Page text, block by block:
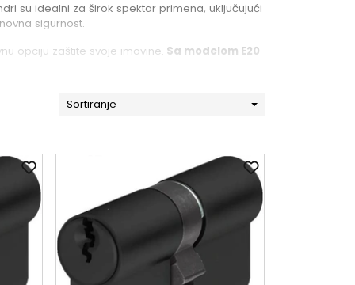
su idealni za širok spektar primena, uključujući
sigurnost.
opciju zaštite svoje imovine. Sa modelom E20
Sortiranje